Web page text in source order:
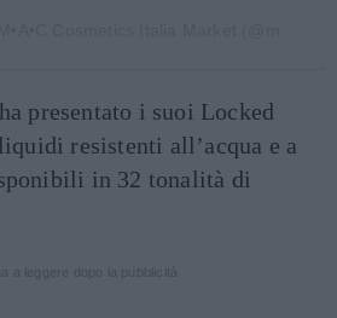
ha presentato i suoi Locked
resistenti all’acqua e a
in 32 tonalità di